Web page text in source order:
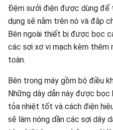
Đệm sưởi điện được dùng để
dụng sẽ nằm trên nó và đắp
Bên ngoài thiết bị được bọc
các sợi xơ vi mạch kèm thêm
toàn.
Bên trong máy gồm bộ điều
Những dây dẫn này được
tỏa nhiệt tốt và cách điện
sẽ làm nóng dần các sợi dây